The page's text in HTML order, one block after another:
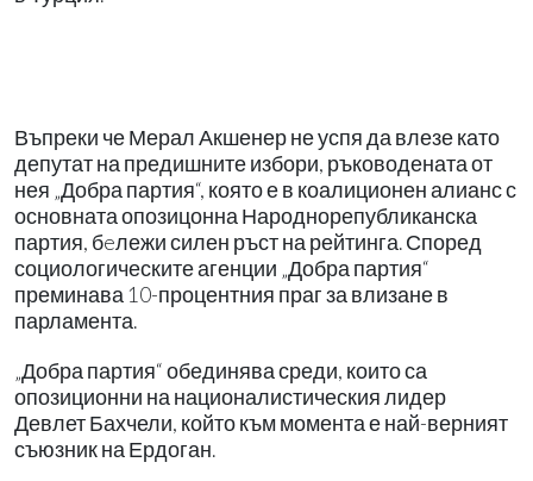
Въпреки че Мерал Акшенер не успя да влезе като
депутат на предишните избори, ръководената от
нея „Добра партия“, която е в коалиционен алианс с
основната опозицонна Народнорепубликанска
партия, бeлежи силен ръст на рейтинга. Според
социологическите агенции „Добра партия“
преминава 10-процентния праг за влизане в
парламента.
„Добра партия“ обединява среди, които са
опозиционни на националистическия лидер
Девлет Бахчели, който към момента е най-верният
съюзник на Ердоган.